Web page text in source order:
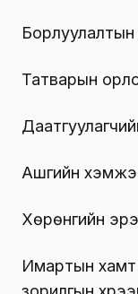
Татварын
Ашгийн
Хөрөнгийн
Имартын хамт